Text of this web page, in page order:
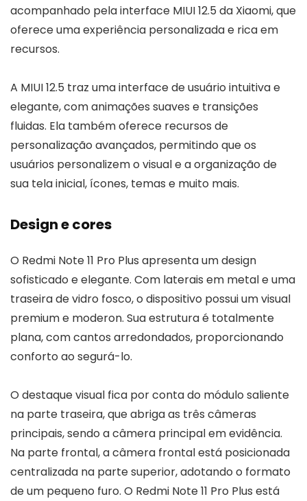
acompanhado pela interface MIUI 12.5 da Xiaomi, que
oferece uma experiência personalizada e rica em
recursos.
A MIUI 12.5 traz uma interface de usuário intuitiva e
elegante, com animações suaves e transições
fluidas. Ela também oferece recursos de
personalização avançados, permitindo que os
usuários personalizem o visual e a organização de
sua tela inicial, ícones, temas e muito mais.
Design e cores
O Redmi Note 11 Pro Plus apresenta um design
sofisticado e elegante. Com laterais em metal e uma
traseira de vidro fosco, o dispositivo possui um visual
premium e moderon. Sua estrutura é totalmente
plana, com cantos arredondados, proporcionando
conforto ao segurá-lo.
O destaque visual fica por conta do módulo saliente
na parte traseira, que abriga as três câmeras
principais, sendo a câmera principal em evidência.
Na parte frontal, a câmera frontal está posicionada
centralizada na parte superior, adotando o formato
de um pequeno furo. O Redmi Note 11 Pro Plus está